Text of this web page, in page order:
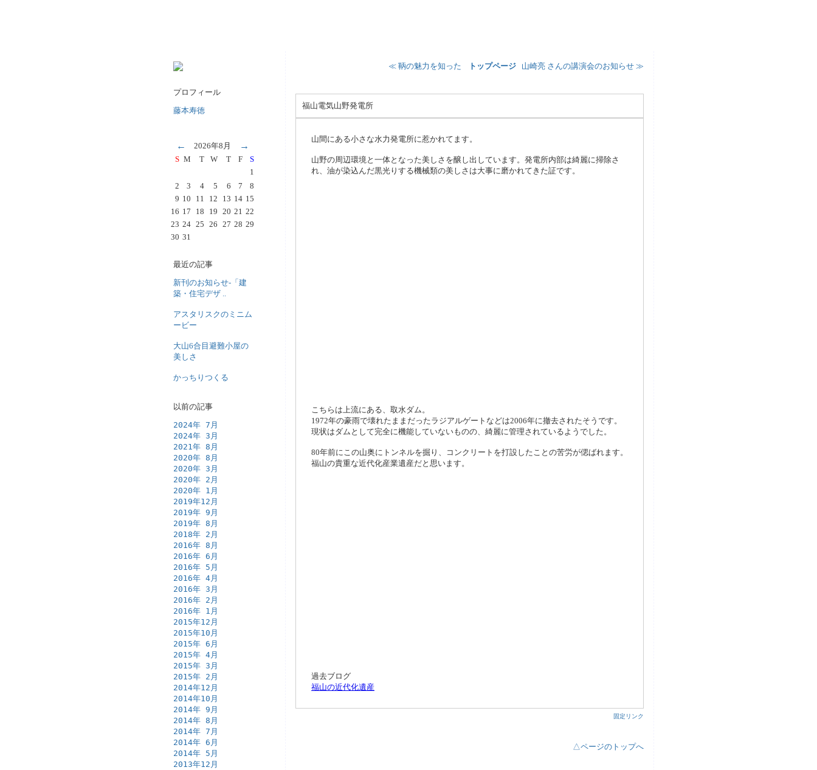
プロフィール
藤本寿徳
← 2026年8月 →
S M T W T F
S
1
2
3 4 5 6 7
8
9 10 11 12 13 14 15
16 17 18 19 20 21 22
23 24 25 26 27 28 29
30 31
最近の記事
新刊のお知らせ-「建
築・住宅デザ ..
アスタリスクのミニム
ービー
大山6合目避難小屋の
美しさ
かっちりつくる
以前の記事
2024年 7月
2024年 3月
2021年 8月
2020年 8月
2020年 3月
2020年 2月
2020年 1月
2019年12月
2019年 9月
2019年 8月
2018年 2月
2016年 8月
2016年 6月
2016年 5月
2016年 4月
2016年 3月
2016年 2月
2016年 1月
2015年12月
2015年10月
2015年 6月
2015年 4月
2015年 3月
2015年 2月
2014年12月
2014年10月
2014年 9月
2014年 8月
2014年 7月
2014年 6月
2014年 5月
2013年12月
≪ 鞆の魅力を知った トップページ 山崎亮 さんの講演会のお知らせ ≫
福山電気山野発電所
山間にある小さな水力発電所に惹かれてます。
山野の周辺環境と一体となった美しさを醸し出しています。発電所内部は綺麗に掃除さ
れ、油が染込んだ黒光りする機械類の美しさは大事に磨かれてきた証です。
こちらは上流にある、取水ダム。
1972年の豪雨で壊れたままだったラジアルゲートなどは2006年に撤去されたそうです。
現状はダムとして完全に機能していないものの、綺麗に管理されているようでした。
80年前にこの山奥にトンネルを掘り、コンクリートを打設したことの苦労が偲ばれます。
福山の貴重な近代化産業遺産だと思います。
過去ブログ
福山の近代化遺産
固定リンク
△ページのトップへ